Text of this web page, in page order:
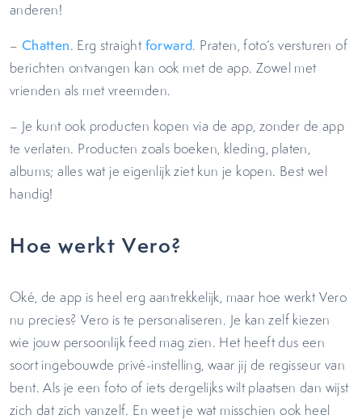
anderen!
– Chatten. Erg straightforward. Praten, foto’s versturen of
berichten ontvangen kan ook met de app. Zowel met
vrienden als met vreemden.
– Je kunt ook producten kopen via de app, zonder de app
te verlaten. Producten zoals boeken, kleding, platen,
albums; alles wat je eigenlijk ziet kun je kopen. Best wel
handig!
Hoe werkt Vero?
Oké, de app is heel erg aantrekkelijk, maar hoe werkt Vero
nu precies? Vero is te personaliseren. Je kan zelf kiezen
wie jouw persoonlijk feed mag zien. Het heeft dus een
soort ingebouwde privé-instelling, waar jij de regisseur van
bent. Als je een foto of iets dergelijks wilt plaatsen dan wijst
zich dat zich vanzelf. En weet je wat misschien ook heel